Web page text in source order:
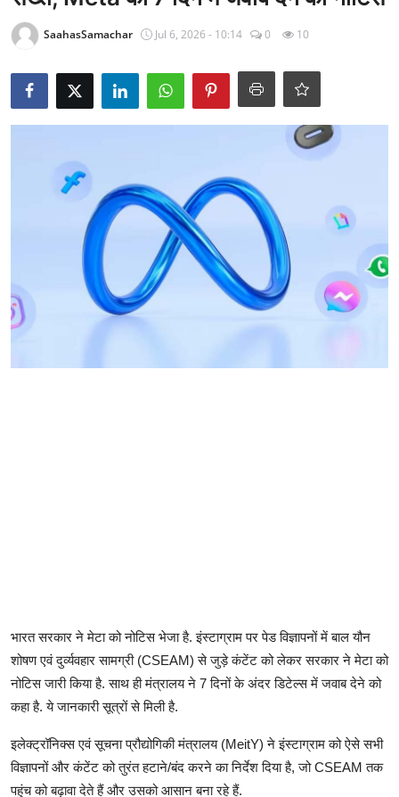
राजनीति
Epaper
लाइफस्टाइल
SaahasSamachar Jul 6, 2026 - 10:14 0 10
भारत सरकार ने मेटा को नोटिस भेजा है. इंस्टाग्राम पर पेड विज्ञापनों में बाल यौन
शोषण एवं दुर्व्यवहार सामग्री (CSEAM) से जुड़े कंटेंट को लेकर सरकार ने मेटा को
नोटिस जारी किया है. साथ ही मंत्रालय ने 7 दिनों के अंदर डिटेल्स में जवाब देने को
कहा है. ये जानकारी सूत्रों से मिली है.
इलेक्ट्रॉनिक्स एवं सूचना प्रौद्योगिकी मंत्रालय (MeitY) ने इंस्टाग्राम को ऐसे सभी
विज्ञापनों और कंटेंट को तुरंत हटाने/बंद करने का निर्देश दिया है, जो CSEAM तक
पहुंच को बढ़ावा देते हैं और उसको आसान बना रहे हैं.